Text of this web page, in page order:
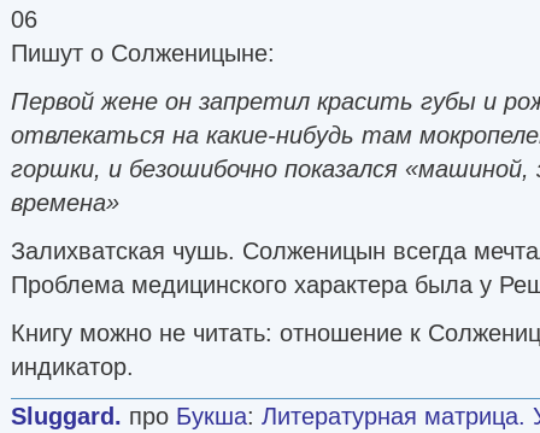
06
Пишут о Солженицыне:
Первой жене он запретил красить губы и
отвлекаться на какие-нибудь там
горшки, и безошибочно показался «машиной,
времена»
Залихватская чушь. Солженицын всегда
Проблема медицинского характера была у
Книгу можно не читать: отношение к
индикатор.
Sluggard. про Букша: Литературная матрица.